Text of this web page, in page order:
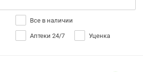
Все в наличии
Аптеки 24/7 Уценка